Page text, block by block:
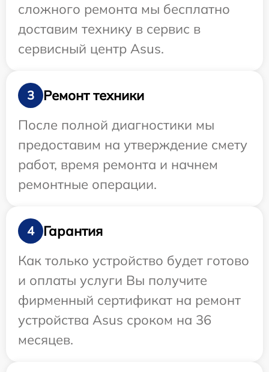
сложного ремонта мы бесплатно
доставим технику в сервис в
сервисный центр Asus.
3
Ремонт техники
После полной диагностики мы
предоставим на утверждение смету
работ, время ремонта и начнем
ремонтные операции.
4
Гарантия
Как только устройство будет готово
и оплаты услуги Вы получите
фирменный сертификат на ремонт
устройства Asus сроком на 36
месяцев.